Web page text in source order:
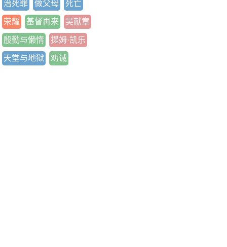
治死罪 做父母 死亡
荣耀 基督再来 吴献章
殷勤与懒惰 提姆·凯乐
天堂与地狱 劝诫